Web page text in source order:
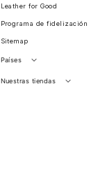
Leather for Good
Programa de fidelización
Sitemap
Países
Perú
Nuestras tiendas